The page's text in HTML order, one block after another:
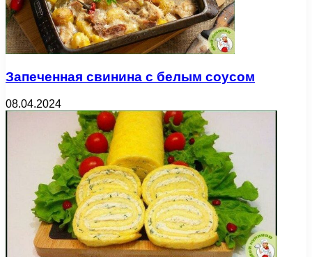
Запеченная свинина с белым соусом
08.04.2024